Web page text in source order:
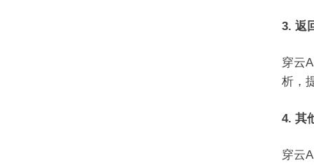
3. 返
穿云
析，
4. 其
穿云